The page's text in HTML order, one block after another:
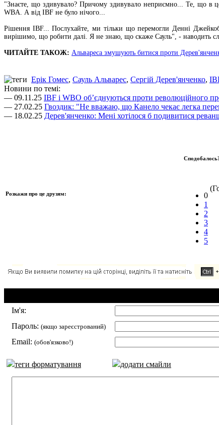
"Знаєте, що здивувало? Причому здивувало неприємно... Те, що в
WBA. А від IBF не було нічого...
Рішення IBF... Послухайте, ми тільки що перемогли Денні
вирішимо, що робити далі. Я не знаю, що скаже Сауль", - наводить
ЧИТАЙТЕ ТАКОЖ: Альвареса змушують битися проти
Ерік Гомес, Сауль Альварес, Сергій Дерев'янченко,
Новини по темі:
— 09.11.25 IBF і WBO об’єднуються проти революційного
— 27.02.25 Гвоздик: "Не вважаю, що Канело чекає легка
— 18.02.25 Дерев'янченко: Мені хотілося б подивитися
Розкажи про це друзям:
0
1
2
3
4
5
Ім'я:
Пароль: (якщо зареєстрований)
Email: (обов'язково!)
теги форматування додати смайли